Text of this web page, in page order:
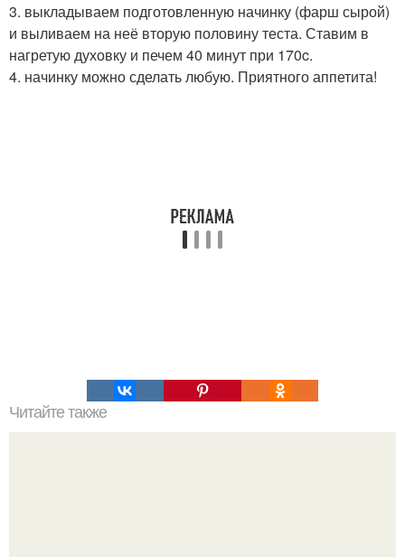
3. выкладываем подготовленную начинку (фарш сырой)
и выливаем на неё вторую половину теста. Ставим в
нагретую духовку и печем 40 минут при 170c.
4. начинку можно сделать любую. Приятного аппетита!
Читайте также